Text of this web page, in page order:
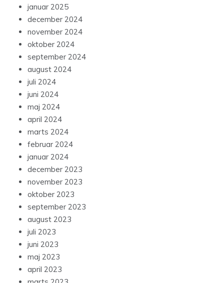
januar 2025
december 2024
november 2024
oktober 2024
september 2024
august 2024
juli 2024
juni 2024
maj 2024
april 2024
marts 2024
februar 2024
januar 2024
december 2023
november 2023
oktober 2023
september 2023
august 2023
juli 2023
juni 2023
maj 2023
april 2023